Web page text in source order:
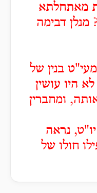
מאתחלתא
מנלן דבימה
בנין של
היו עושין
ומחברין
נראה
חולו של